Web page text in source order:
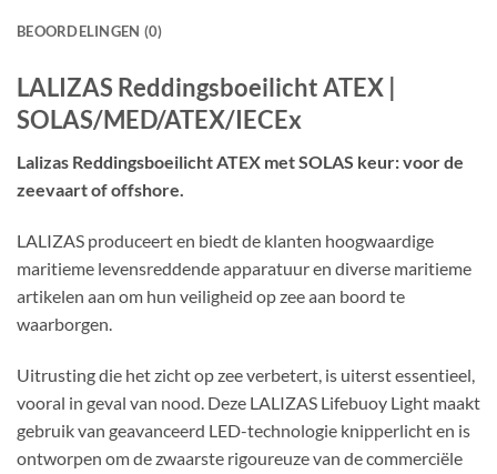
BEOORDELINGEN (0)
LALIZAS Reddingsboeilicht ATEX |
SOLAS/MED/ATEX/IECEx
Lalizas Reddingsboeilicht ATEX met SOLAS keur: voor de
zeevaart of offshore.
LALIZAS produceert en biedt de klanten hoogwaardige
maritieme levensreddende apparatuur en diverse maritieme
artikelen aan om hun veiligheid op zee aan boord te
waarborgen.
Uitrusting die het zicht op zee verbetert, is uiterst essentieel,
vooral in geval van nood. Deze LALIZAS Lifebuoy Light maakt
gebruik van geavanceerd LED-technologie knipperlicht en is
ontworpen om de zwaarste rigoureuze van de commerciële